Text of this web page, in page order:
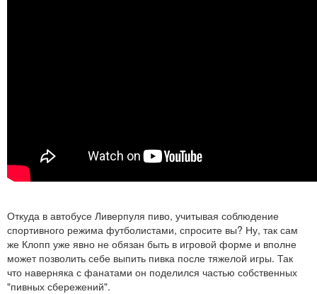
Откуда в автобусе Ливерпуля пиво, учитывая соблюдение
спортивного режима футболистами, спросите вы? Ну, так сам
же Клопп уже явно не обязан быть в игровой форме и вполне
может позволить себе выпить пивка после тяжелой игры. Так
что наверняка с фанатами он поделился частью собственных
"пивных сбережений".